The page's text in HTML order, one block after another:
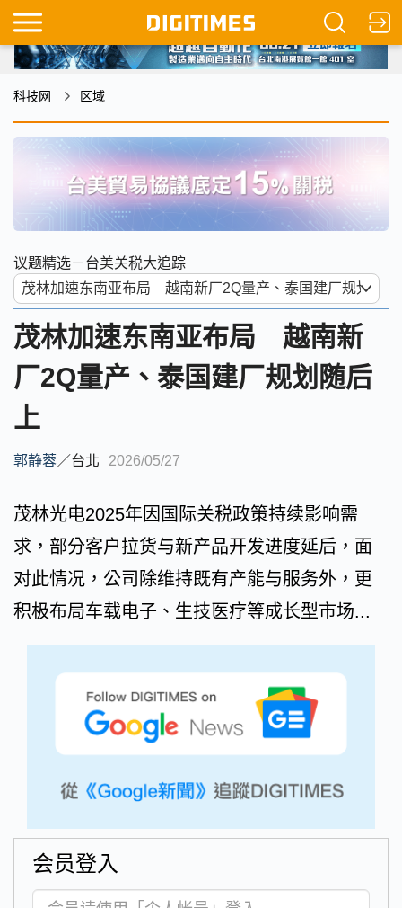
科技网 区域
议题精选－台美关税大追踪
茂林加速东南亚布局 越南新
厂2Q量产、泰国建厂规划随后
上
郭静蓉／台北 2026/05/27
茂林光电2025年因国际关税政策持续影响需
求，部分客户拉货与新产品开发进度延后，面
对此情况，公司除维持既有产能与服务外，更
积极布局车载电子、生技医疗等成长型市场...
会员登入